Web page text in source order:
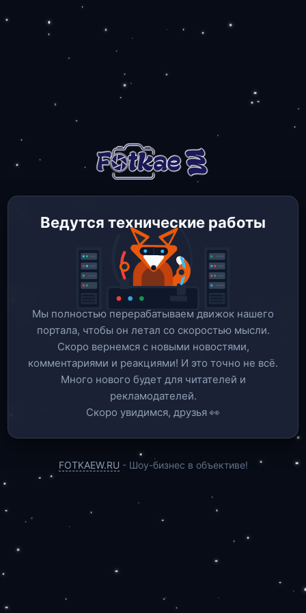
Ведутся технические работы
Мы полностью перерабатываем движок нашего
портала, чтобы он летал со скоростью мысли.
Скоро вернемся c новыми новостями,
комментариями и реакциями! И это точно не всё.
Много нового будет для читателей и
рекламодателей.
Скоро увидимся, друзья 👀
FOTKAEW.RU - Шоу-бизнес в объективе!